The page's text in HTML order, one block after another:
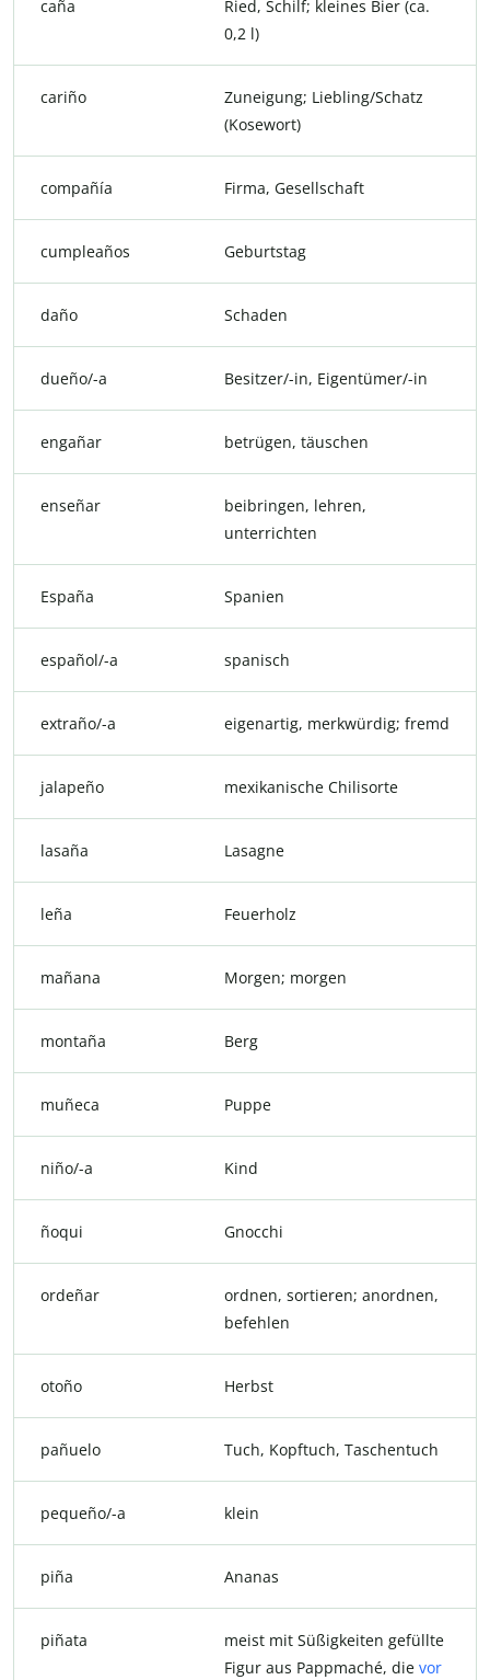
caña
Ried, Schilf; kleines Bier (ca.
0,2 l)
cariño
Zuneigung; Liebling/Schatz
(Kosewort)
compañía Firma, Gesellschaft
cumpleaños Geburtstag
daño Schaden
dueño/-a Besitzer/-in, Eigentümer/-in
engañar betrügen, täuschen
enseñar
beibringen, lehren,
unterrichten
España Spanien
español/-a spanisch
extraño/-a eigenartig, merkwürdig; fremd
jalapeño mexikanische Chilisorte
lasaña Lasagne
leña Feuerholz
mañana Morgen; morgen
montaña Berg
muñeca Puppe
niño/-a Kind
ñoqui Gnocchi
ordeñar
ordnen, sortieren; anordnen,
befehlen
otoño Herbst
pañuelo Tuch, Kopftuch, Taschentuch
pequeño/-a klein
piña Ananas
piñata
meist mit Süßigkeiten gefüllte
Figur aus Pappmaché, die vor